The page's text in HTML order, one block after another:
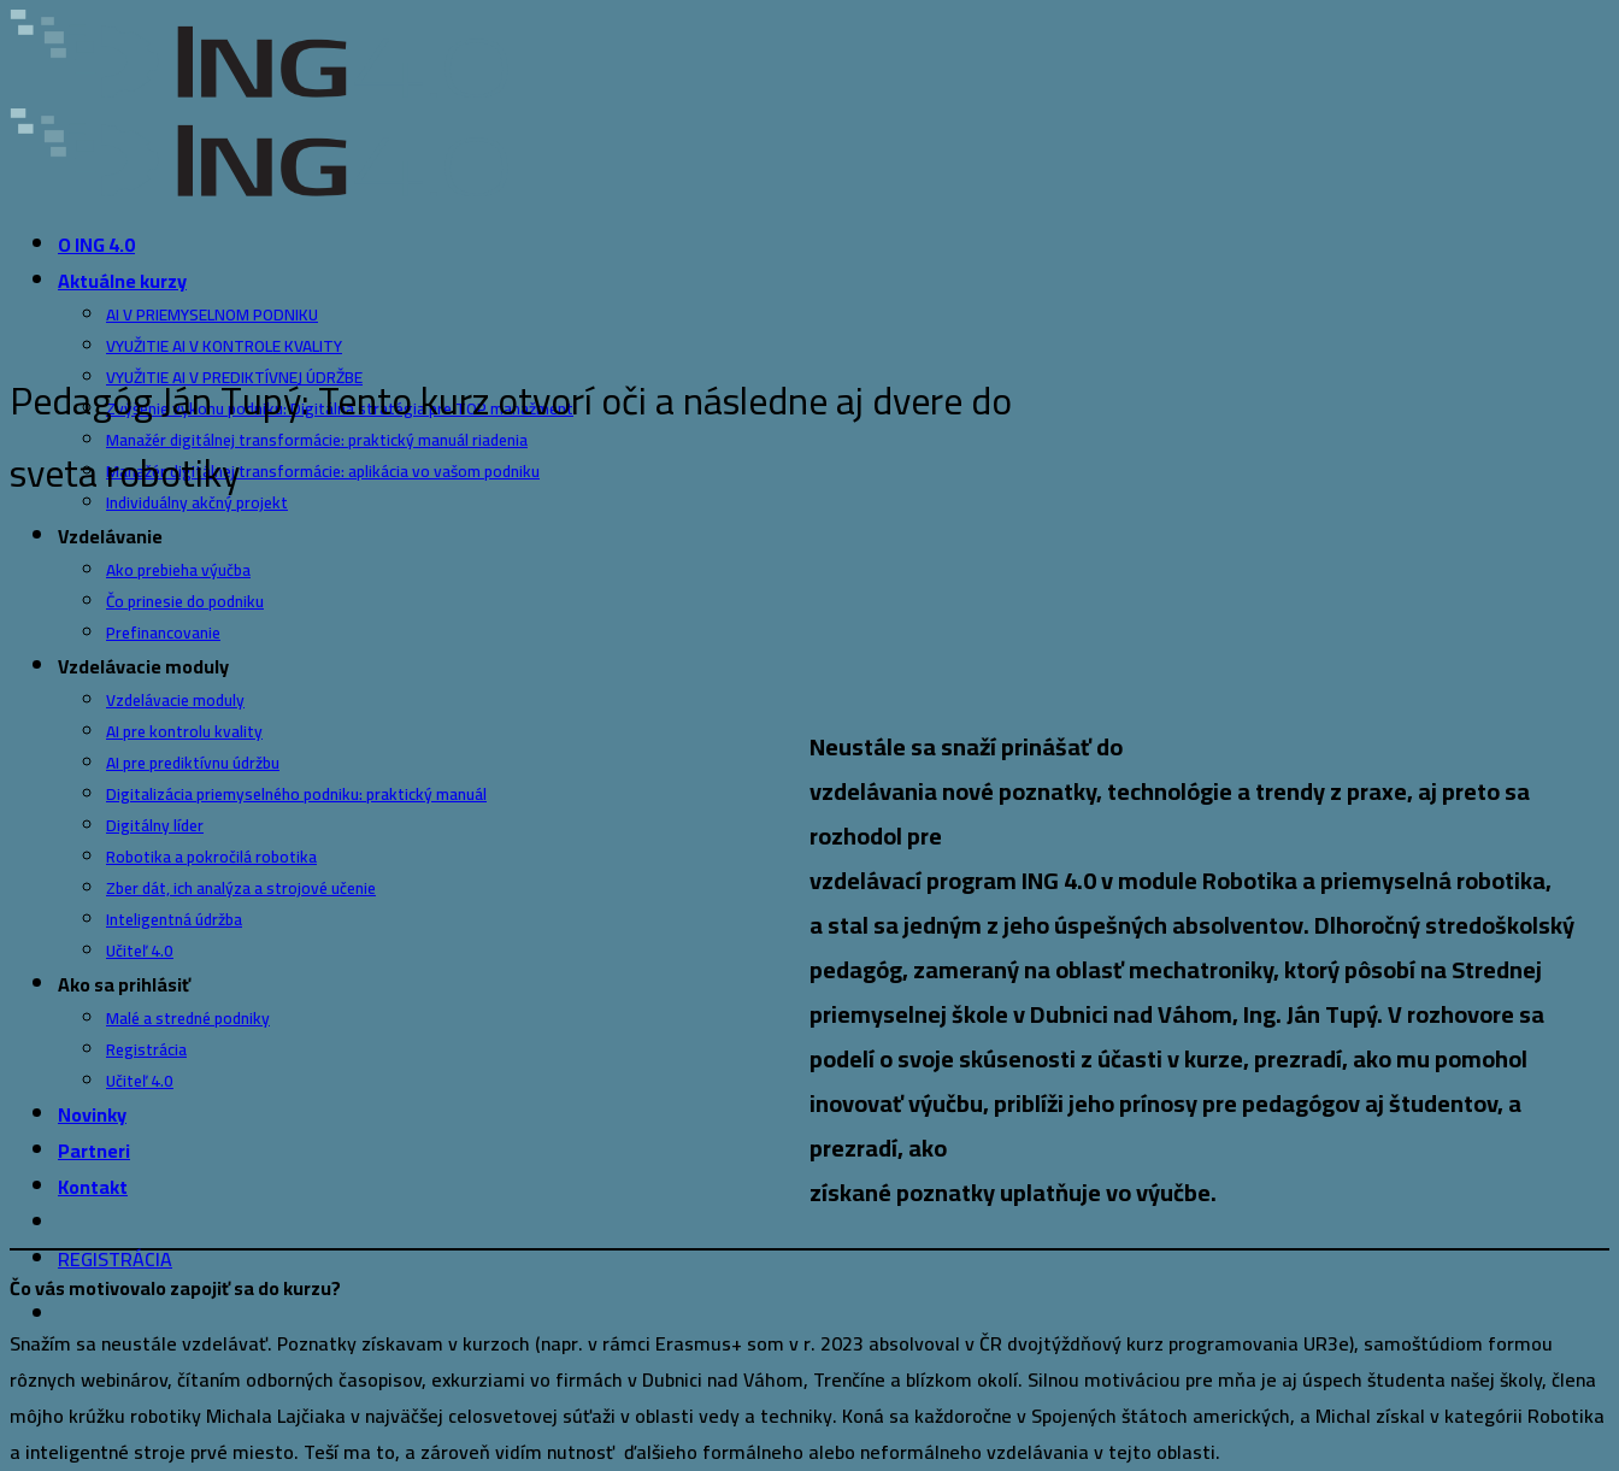
Skip
content
O ING 4.0
Aktuálne kurzy
AI V PRIEMYSELNOM PODNIKU
VYUŽITIE AI V KONTROLE KVALITY
VYUŽITIE AI V PREDIKTÍVNEJ ÚDRŽBE
Zvýšenie výkonu podniku: Digitálna stratégia pre TOP manažment
Manažér digitálnej transformácie: praktický manuál riadenia
Manažér digitálnej transformácie: aplikácia vo vašom podniku
Individuálny akčný projekt
Vzdelávanie
Ako prebieha výučba
Čo prinesie do podniku
Prefinancovanie
Vzdelávacie moduly
Vzdelávacie moduly
AI pre kontrolu kvality
AI pre prediktívnu údržbu
Digitalizácia priemyselného podniku: praktický manuál
Digitálny líder
Robotika a pokročilá robotika
Zber dát, ich analýza a strojové učenie
Inteligentná údržba
Učiteľ 4.0
Ako sa prihlásiť
Malé a stredné podniky
Registrácia
Učiteľ 4.0
Novinky
Partneri
Kontakt
REGISTRÁCIA
Pedagóg Ján Tupý: Tento kurz otvorí oči a následne aj dvere do
sveta robotiky
Neustále sa snaží prinášať do
vzdelávania nové poznatky, technológie a trendy z praxe, aj preto sa
rozhodol pre
vzdelávací program ING 4.0 v module Robotika a priemyselná robotika,
a stal sa jedným z jeho úspešných absolventov. Dlhoročný stredoškolský
pedagóg, zameraný na oblasť mechatroniky, ktorý pôsobí na Strednej
priemyselnej škole v Dubnici nad Váhom, Ing. Ján Tupý. V rozhovore sa
podelí o svoje skúsenosti z účasti v kurze, prezradí, ako mu pomohol
inovovať výučbu, priblíži jeho prínosy pre pedagógov aj študentov, a
prezradí, ako
získané poznatky uplatňuje vo výučbe.
Čo vás motivovalo zapojiť sa do kurzu?
Snažím sa neustále vzdelávať. Poznatky získavam v kurzoch (napr. v rámci Erasmus+ som v r. 2023 absolvoval v ČR dvojtýždňový kurz programovania UR3e), samoštúdiom formou
rôznych webinárov, čítaním odborných časopisov, exkurziami vo firmách v Dubnici nad Váhom, Trenčíne a blízkom okolí. Silnou motiváciou pre mňa je aj úspech študenta našej školy, člena
môjho krúžku robotiky Michala Lajčiaka v najväčšej celosvetovej súťaži v oblasti vedy a techniky. Koná sa každoročne v Spojených štátoch amerických, a Michal získal v kategórii Robotika
a inteligentné stroje prvé miesto. Teší ma to, a zároveň vidím nutnosť ďalšieho formálneho alebo neformálneho vzdelávania v tejto oblasti.